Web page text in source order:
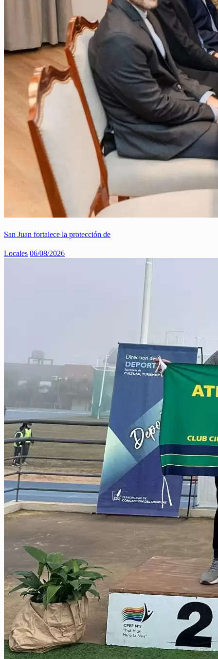
San Juan fortalece la protección de
Locales 06/08/2026